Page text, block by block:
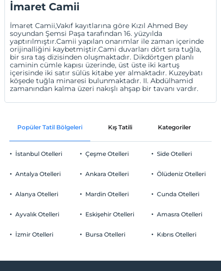
İmaret Camii
İmaret Camii,Vakıf kayıtlarına göre Kızıl Ahmed Bey
soyundan Şemsi Paşa tarafından 16. yüzyılda
yaptırılmıştır.Camii yapılan onarımlar ile zaman içerinde
orijinalliğini kaybetmiştir.Cami duvarları dört sıra tuğla,
bir sıra taş dizisinden oluşmaktadır. Dikdörtgen planlı
caminin cümle kapısı üzerinde, üst üste iki kartuş
içerisinde iki satır sülüs kitabe yer almaktadır. Kuzeybatı
köşede tuğla minaresi bulunmaktadır. II. Abdülhamid
zamanından kalma üzeri nakışlı ahşap bir tavanı vardır.
Popüler Tatil Bölgeleri Kış Tatili Kategoriler
İstanbul Otelleri
Antalya Otelleri
Alanya Otelleri
Ayvalık Otelleri
İzmir Otelleri
Çeşme Otelleri
Ankara Otelleri
Mardin Otelleri
Eskişehir Otelleri
Bursa Otelleri
Side Otelleri
Ölüdeniz Otelleri
Cunda Otelleri
Amasra Otelleri
Kıbrıs Otelleri